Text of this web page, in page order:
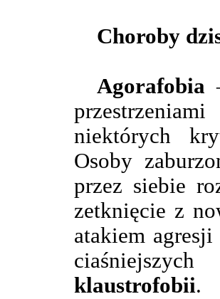
Choroby
Agorafobia
niektórych
Osoby
przez siebie
zetknięcie z
atakiem
klaustrofobii.